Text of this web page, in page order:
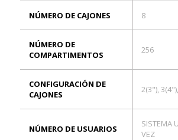
NÚMERO DE CAJONES 8
NÚMERO DE
COMPARTIMENTOS
256
CONFIGURACIÓN DE
CAJONES
2(3"),
NÚMERO DE USUARIOS
SISTEMA
VEZ